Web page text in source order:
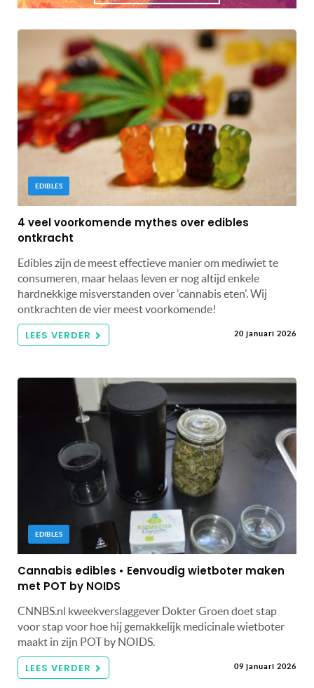
EDIBLES
4 veel voorkomende mythes over edibles
ontkracht
Edibles zijn de meest effectieve manier om mediwiet te
consumeren, maar helaas leven er nog altijd enkele
hardnekkige misverstanden over 'cannabis eten'. Wij
ontkrachten de vier meest voorkomende!
LEES VERDER 20 januari 2026
EDIBLES
Cannabis edibles • Eenvoudig wietboter maken
met POT by NOIDS
CNNBS.nl kweekverslaggever Dokter Groen doet stap
voor stap voor hoe hij gemakkelijk medicinale wietboter
maakt in zijn POT by NOIDS.
LEES VERDER 09 januari 2026